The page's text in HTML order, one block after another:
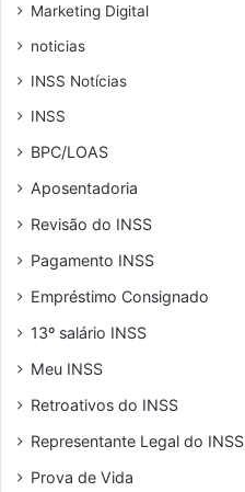
Marketing Digital
noticias
INSS Notícias
INSS
BPC/LOAS
Aposentadoria
Revisão do INSS
Pagamento INSS
Empréstimo Consignado
13º salário INSS
Meu INSS
Retroativos do INSS
Representante Legal do INSS
Prova de Vida